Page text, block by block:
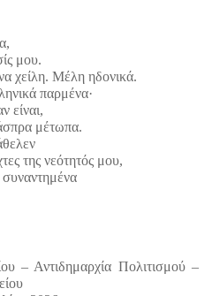
μου.
χείλη. Μέλη ηδονικά.
παρμένα·
είναι,
μέτωπα.
της νεότητός μου,
– Αντιδημαρχία Πολιτισμού –